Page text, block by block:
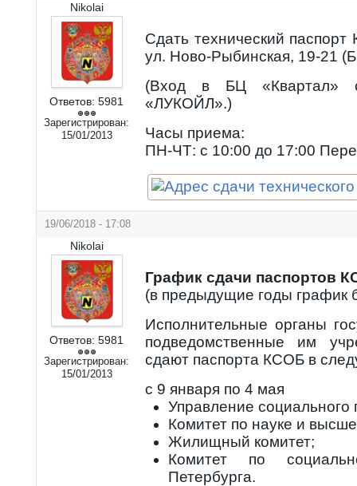
Nikolai
Ответов: 5981
Зарегистрирован:
15/01/2013
Сдать технический
ул. Ново-Рыбинская, 19-21
(Вход в БЦ «Квартал»
«ЛУКОЙЛ».)
Часы приема:
ПН-ЧТ: с 10:00 до 17:00
19/06/2018 - 17:08
Nikolai
Ответов: 5981
Зарегистрирован:
15/01/2013
График сдачи паспортов
(в предыдущие годы график
Исполнительные органы
подведомственные им
сдают паспорта КСОБ в
с 9 января по 4 мая
Управление социального
Комитет по науке и
Жилищный комитет;
Комитет по
Петербурга.